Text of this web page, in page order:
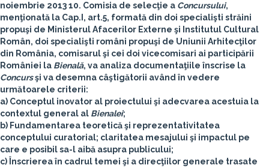
noiembrie 201310. Comisia de selecţie a Concursului,
menţionată la Cap.I, art.5, formată din doi specialişti străini
propuşi de Ministerul Afacerilor Externe şi Institutul Cultural
Român, doi specialişti români propuşi de Uniunii Arhitecţilor
din România, comisarul şi cei doi vicecomisari ai participării
României la Bienală, va analiza documentaţiile înscrise la
Concursşi va desemna câştigătorii având în vedere
următoarele criterii:
a) Conceptul inovator al proiectului şi adecvarea acestuia la
contextul general al Bienalei;
b) Fundamentarea teoretică şi reprezentativitatea
conceptului curatorial; claritatea mesajului şi impactul pe
care e posibil sa-l aibă asupra publicului;
c) Înscrierea în cadrul temei şi a direcţiilor generale trasate